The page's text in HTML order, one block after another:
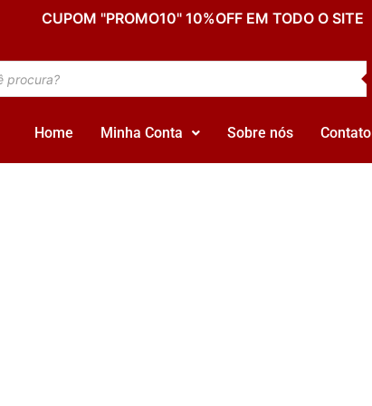
CUPOM "PROMO10" 10%OFF EM TODO O SITE
Home Minha Conta Sobre nós Contato